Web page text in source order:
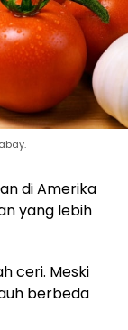
di Amerika
yang lebih
ceri. Meski
berbeda